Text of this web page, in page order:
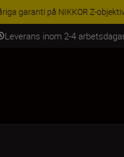
TILLBEHÖR | Få 15 % rabatt på
Leverans inom 2-4